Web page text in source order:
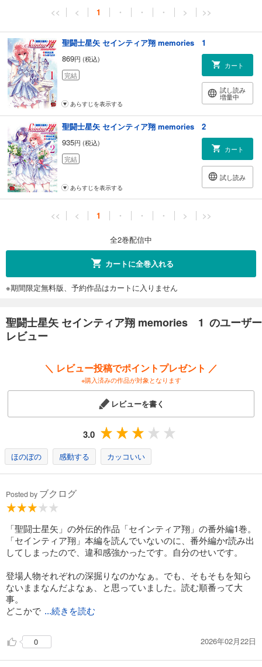
<< < 1 ・ ・ ・ > >>
聖闘士星矢 セインティア翔 memories 1
869円 (税込)
完結
カート
試し読み
増量中
あらすじを表示する
聖闘士星矢 セインティア翔 memories 2
935円 (税込)
完結
カート
試し読み
あらすじを表示する
<< < 1 ・ ・ ・ > >>
全2巻配信中
カートに全巻入れる
※期間限定無料版、予約作品はカートに入りません
聖闘士星矢 セインティア翔 memories 1 のユーザー
レビュー
＼ レビュー投稿でポイントプレゼント ／
※購入済みの作品が対象となります
レビューを書く
3.0
ほのぼの 感動する カッコいい
Posted by ブクログ
「聖闘士星矢」の外伝的作品「セインティア翔」の番外編1巻。
「セインティア翔」本編を読んでいないのに、番外編かr読み出
してしまったので、違和感強かったです。自分のせいです。
登場人物それぞれの深掘りなのかなぁ。でも、そもそもを知ら
ないままなんだよなぁ、と思っていました。読む順番って大
事。
どこかで ...続きを読む
0 2026年02月22日